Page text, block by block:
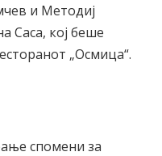
и Методиј
Саса, кој беше
„Осмица“.
спомени за